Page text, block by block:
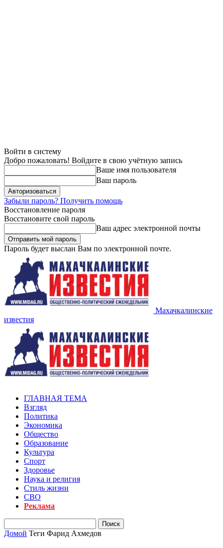
Войти в систему
Добро пожаловать! Войдите в свою учётную запись
Ваше имя пользователя
Ваш пароль
Забыли пароль? Получить помощь
Восстановление пароля
Восстановите свой пароль
Ваш адрес электронной почты
Пароль будет выслан Вам по электронной почте.
Махачкалинские
известия
ГЛАВНАЯ ТЕМА
Взгляд
Политика
Экономика
Общество
Образование
Культура
Спорт
Здоровье
Наука и религия
Стиль жизни
СВО
Реклама
Домой Теги Фарид Ахмедов